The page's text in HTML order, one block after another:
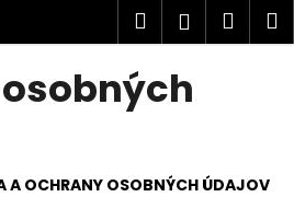
Hľadať
A OCHRANY OSOBNÝCH ÚDAJOV